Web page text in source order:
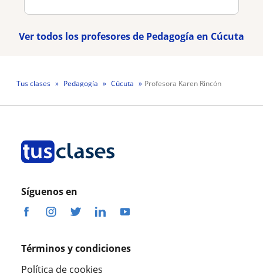
Ver todos los profesores de Pedagogía en Cúcuta
Tus clases Pedagogía Cúcuta Profesora Karen Rincón
Síguenos en
Términos y condiciones
Política de cookies